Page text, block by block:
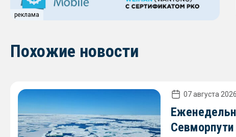
реклама
Похожие новости
07 августа